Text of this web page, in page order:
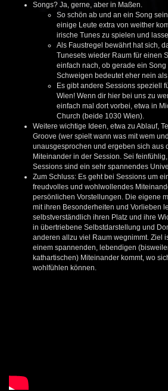
Songs? Ja, gerne, aber in Maßen.
So schön ab und an ein Song
einige Leute extra von weither
irische Tunes zu spielen und
Als Faustregel bewährt hat sich,
Tunesets wieder Raum für einen
einfach nach, ob gerade ein
Schweigen bedeutet eher nein
Es gibt andere Sessions speziell
Wien! Wenn dir hier bei uns zu
einfach mal dort vorbei, etwa in
Church (beide 1030 Wien).
Weitere wichtige Ideen, etwa zu Ablauf,
Groove (wer spielt wann was mit wem
unausgesprochen und ergeben sich aus
Miteinander in der Session. Sei
Sessions sind ein sehr spannendes
Zum Schluss: Es geht bei Sessions um
freudvolles und wohlwollendes
persönlichen Vorstellungen. Die eigene
mit ihren Besonderheiten und Vorlieben
selbstverständlich ihren Platz und ihre
in übertriebene Selbstdarstellung und
anderen allzu viel Raum wegnimmt. Ziel
einem spannenden, lebendigen
kathartischen) Miteinander kommt, wo
wohlfühlen können.